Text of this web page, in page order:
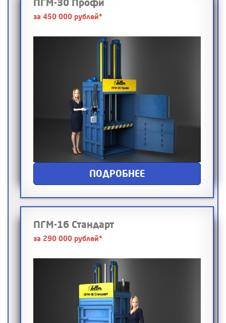
за 450 000 рублей*
ПОДРОБНЕЕ
ПГМ-16 Стандарт
за 290 000 рублей*